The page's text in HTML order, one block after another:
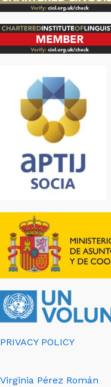
PRIVACY POLICY
Virginia Pérez Román